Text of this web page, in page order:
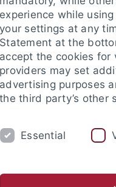
Fakultät
Bibliothek
experience while
your settings at any
Statement at the
accept the cookies
providers may set
advertising purposes
the third party’s other
Essential